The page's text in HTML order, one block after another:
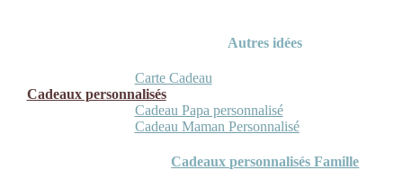
Autres idées
Carte Cadeau
Cadeaux personnalisés
Cadeau Papa personnalisé
Cadeau Maman Personnalisé
Cadeaux personnalisés Famille